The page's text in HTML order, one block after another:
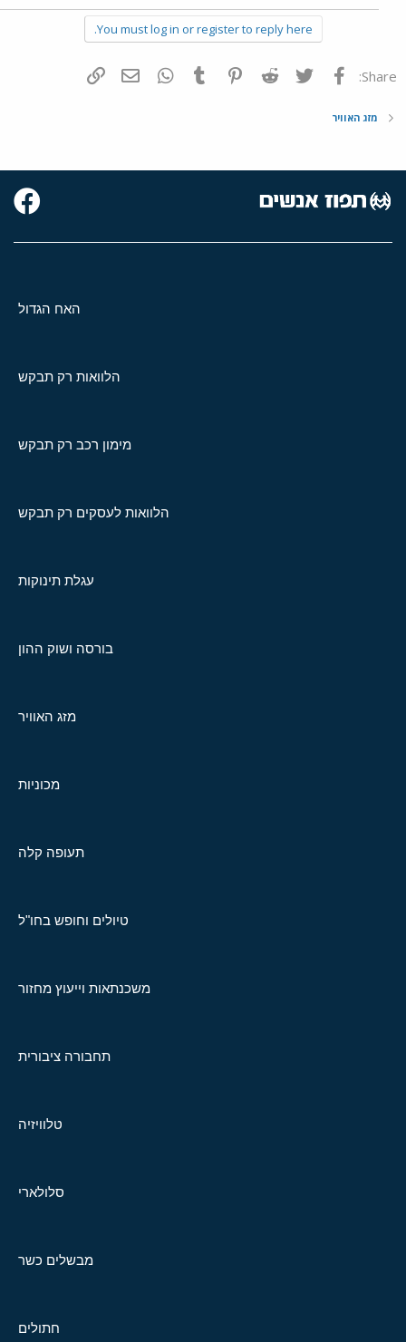
You must log in or register to reply here.
Share: פייסבוק Twitter
Reddit
Pinterest
Tumblr
WhatsAppדואר אלקטרוני
מזג האוויר
האח הגדול
הלוואות רק תבקש
מימון רכב רק תבקש
הלוואות לעסקים רק תבקש
עגלת תינוקות
בורסה ושוק ההון
מזג האוויר
מכוניות
תעופה קלה
טיולים וחופש בחו"ל
משכנתאות וייעוץ מחזור
תחבורה ציבורית
טלוויזיה
סלולארי
מבשלים כשר
חתולים